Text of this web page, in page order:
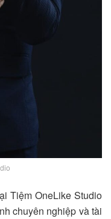
Tiệm OneLike Studio
chuyên nghiệp và tài